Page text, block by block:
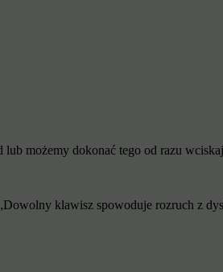
możemy dokonać tego od razu
klawisz spowoduje rozruch z